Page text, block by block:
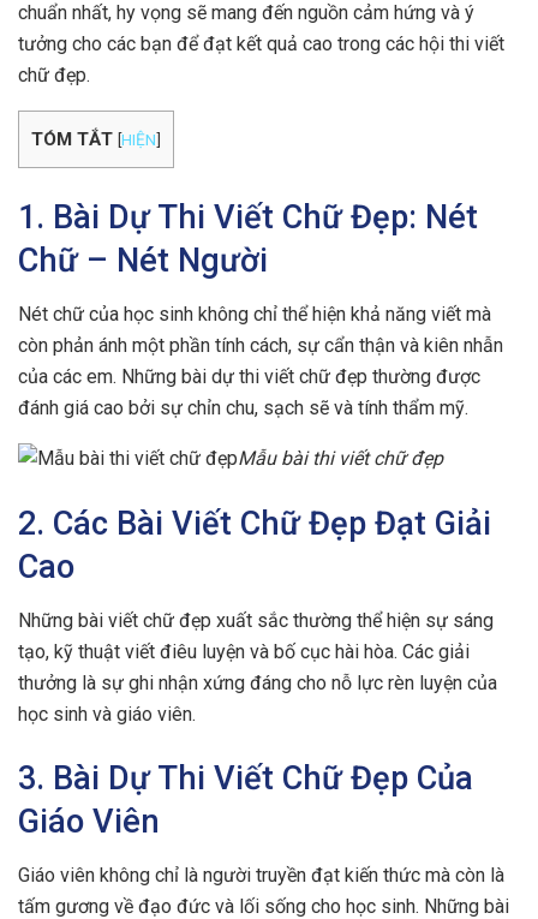
chuẩn nhất, hy vọng sẽ mang đến nguồn cảm hứng và ý
tưởng cho các bạn để đạt kết quả cao trong các hội thi viết
chữ đẹp.
TÓM TẮT [HIỆN]
1. Bài Dự Thi Viết Chữ Đẹp: Nét
Chữ – Nét Người
Nét chữ của học sinh không chỉ thể hiện khả năng viết mà
còn phản ánh một phần tính cách, sự cẩn thận và kiên nhẫn
của các em. Những bài dự thi viết chữ đẹp thường được
đánh giá cao bởi sự chỉn chu, sạch sẽ và tính thẩm mỹ.
Mẫu bài thi viết chữ đẹp
2. Các Bài Viết Chữ Đẹp Đạt Giải
Cao
Những bài viết chữ đẹp xuất sắc thường thể hiện sự sáng
tạo, kỹ thuật viết điêu luyện và bố cục hài hòa. Các giải
thưởng là sự ghi nhận xứng đáng cho nỗ lực rèn luyện của
học sinh và giáo viên.
3. Bài Dự Thi Viết Chữ Đẹp Của
Giáo Viên
Giáo viên không chỉ là người truyền đạt kiến thức mà còn là
tấm gương về đạo đức và lối sống cho học sinh. Những bài